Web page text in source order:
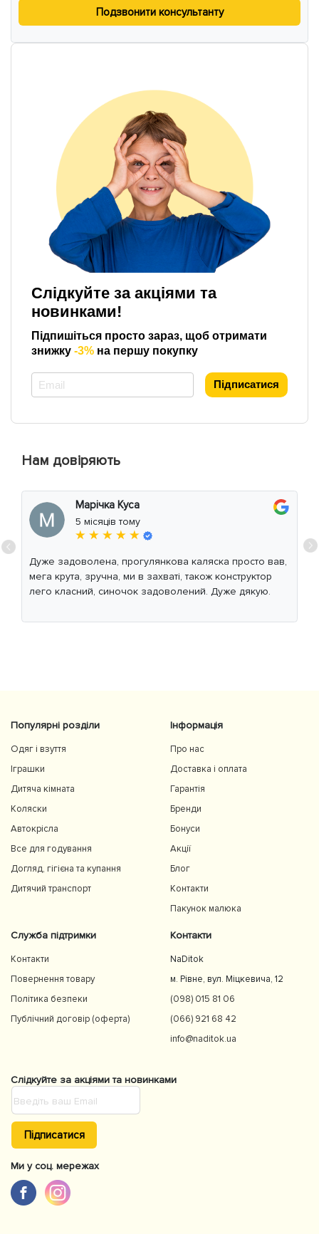
Подзвонити консультанту
Слідкуйте за акціями та
новинками!
Підпишіться просто зараз, щоб отримати
знижку -3% на першу покупку
Підписатися
Нам довіряють
Марічка Куса
5 місяців тому
★ ★ ★ ★ ★
Дуже задоволена, прогулянкова каляска просто вав,
мега крута, зручна, ми в захваті, також конструктор
лего класний, синочок задоволений. Дуже дякую.
Популярні розділи
Одяг і взуття
Іграшки
Дитяча кімната
Коляски
Автокрісла
Все для годування
Догляд, гігієна та купання
Дитячий транспорт
Інформація
Про нас
Доставка і оплата
Гарантія
Бренди
Бонуси
Акції
Блог
Контакти
Пакунок малюка
Служба підтримки
Контакти
Повернення товару
Політика безпеки
Публічний договір (оферта)
Контакти
NaDitok
м. Рівне, вул. Міцкевича, 12
(098) 015 81 06
(066) 921 68 42
info@naditok.ua
Слідкуйте за акціями та новинками
Підписатися
Ми у соц. мережах